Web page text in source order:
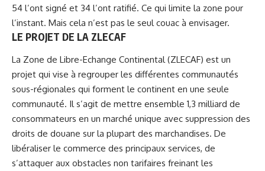
54 l’ont signé et 34 l’ont ratifié. Ce qui limite la zone pour
l’instant. Mais cela n’est pas le seul couac à envisager.
LE PROJET DE LA ZLECAF
La Zone de Libre-Echange Continental (ZLECAF) est un
projet qui vise à regrouper les différentes communautés
sous-régionales qui forment le continent en une seule
communauté. Il s’agit de mettre ensemble 1,3 milliard de
consommateurs en un marché unique avec suppression des
droits de douane sur la plupart des marchandises. De
libéraliser le commerce des principaux services, de
s’attaquer aux obstacles non tarifaires freinant les